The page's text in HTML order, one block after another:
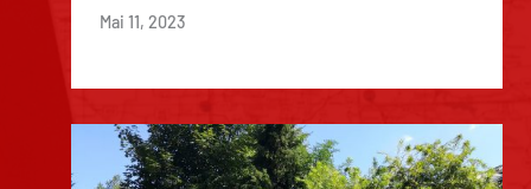
Mai 11, 2023